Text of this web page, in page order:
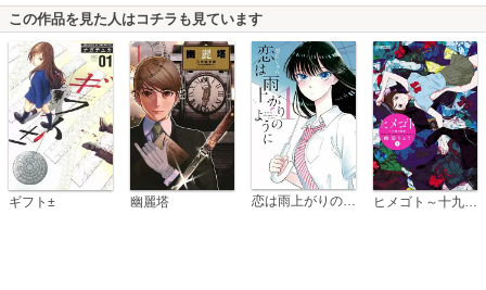
この作品を見た人はコチラも見ています
ギフト± 幽麗塔 恋は雨上がりのように